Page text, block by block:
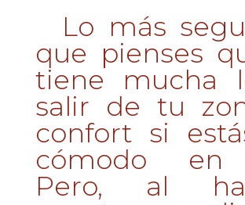
Lo más
que pienses
tiene mucha
salir de tu
confort si
cómodo en
Pero, al